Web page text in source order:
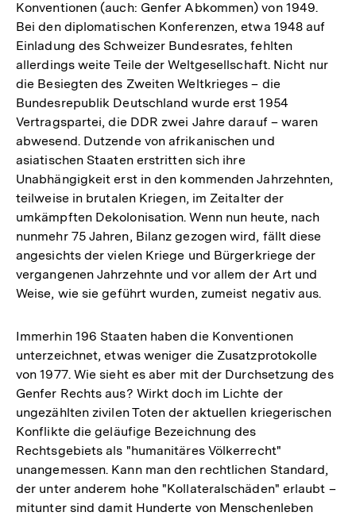
Konventionen (auch: Genfer Abkommen) von 1949.
Bei den diplomatischen Konferenzen, etwa 1948 auf
Einladung des Schweizer Bundesrates, fehlten
allerdings weite Teile der Weltgesellschaft. Nicht nur
die Besiegten des Zweiten Weltkrieges – die
Bundesrepublik Deutschland wurde erst 1954
Vertragspartei, die DDR zwei Jahre darauf – waren
abwesend. Dutzende von afrikanischen und
asiatischen Staaten erstritten sich ihre
Unabhängigkeit erst in den kommenden Jahrzehnten,
teilweise in brutalen Kriegen, im Zeitalter der
umkämpften Dekolonisation. Wenn nun heute, nach
nunmehr 75 Jahren, Bilanz gezogen wird, fällt diese
angesichts der vielen Kriege und Bürgerkriege der
vergangenen Jahrzehnte und vor allem der Art und
Weise, wie sie geführt wurden, zumeist negativ aus.
Immerhin 196 Staaten haben die Konventionen
unterzeichnet, etwas weniger die Zusatzprotokolle
von 1977. Wie sieht es aber mit der Durchsetzung des
Genfer Rechts aus? Wirkt doch im Lichte der
ungezählten zivilen Toten der aktuellen kriegerischen
Konflikte die geläufige Bezeichnung des
Rechtsgebiets als "humanitäres Völkerrecht"
unangemessen. Kann man den rechtlichen Standard,
der unter anderem hohe "Kollateralschäden" erlaubt –
mitunter sind damit Hunderte von Menschenleben